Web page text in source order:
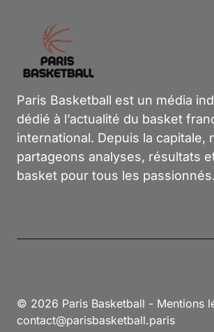
Paris Basketball est un média
dédié à l’actualité du basket
international. Depuis la capitale,
partageons analyses, résultats
basket pour tous les passionnés.
© 2026 Paris Basketball - Mentions
contact@parisbasketball.paris